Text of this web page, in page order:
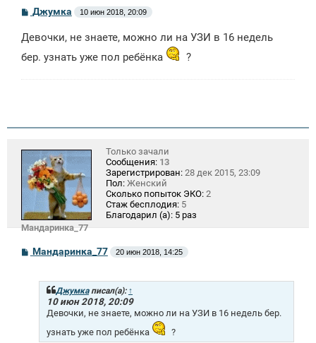
С
о
б
е
Джумка 10 июн 2018, 20:09
Девочки, не знаете, можно ли на УЗИ в 16 недель
бер. узнать уже пол ребёнка
?
Мандаринка_77
Только зачали
Сообщения: 13
Зарегистрирован: 28 дек 2015, 23:09
Пол: Женский
Сколько попыток ЭКО: 2
Стаж бесплодия: 5
Благодарил (а): 5 раз
СМандаринка_77 20 июн 2018, 14:25
Джумкаписал(а): ↑
10 июн 2018, 20:09
Девочки, не знаете, можно ли на УЗИ в 16 недель бер.
узнать уже пол ребёнка
?